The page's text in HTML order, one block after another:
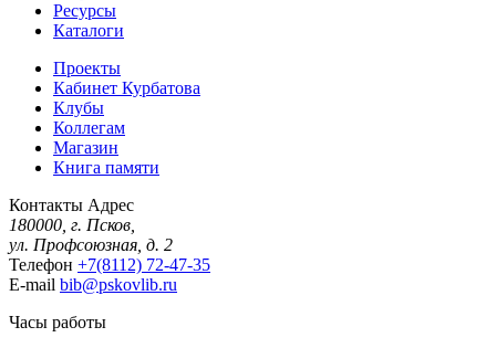
Ресурсы
Каталоги
Проекты
Кабинет Курбатова
Клубы
Коллегам
Магазин
Книга памяти
Контакты Адрес
180000, г. Псков,
ул. Профсоюзная, д. 2
Телефон +7(8112) 72-47-35
E-mail bib@pskovlib.ru
Часы работы